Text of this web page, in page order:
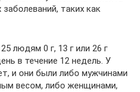
таких как
людям 0 г, 13 г или 26 г
в течение 12 недель. У
и они были либо мужчинами
весом, либо женщинами,